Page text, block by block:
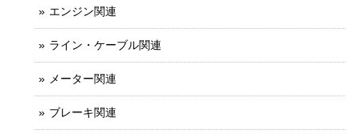
エンジン関連
ライン・ケーブル関連
メーター関連
ブレーキ関連